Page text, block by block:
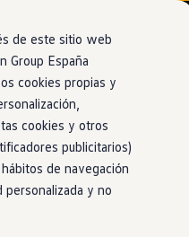
de este sitio web
Group España
cookies propias y
cookies y otros
publicitarios)
de navegación
personalizada y no